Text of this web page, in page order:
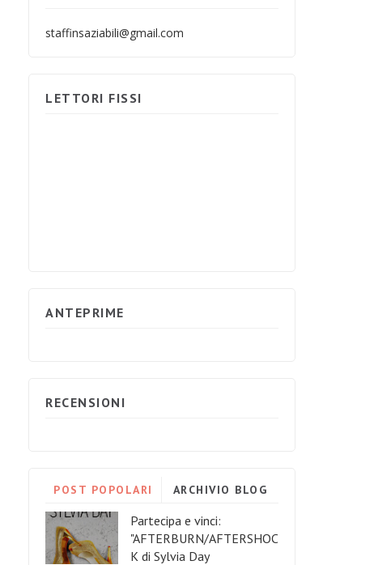
staffinsaziabili@gmail.com
LETTORI FISSI
ANTEPRIME
RECENSIONI
POST POPOLARI ARCHIVIO BLOG
Partecipa e vinci:
"AFTERBURN/AFTERSHOC
K di Sylvia Day